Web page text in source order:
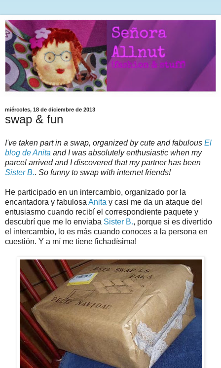
miércoles, 18 de diciembre de 2013
swap & fun
I've taken part in a swap, organized by cute and fabulous El
blog de Anita and I was absolutely enthusiastic when my
parcel arrived and I discovered that my partner has been
Sister B.. So funny to swap with internet friends!
He participado en un intercambio, organizado por la
encantadora y fabulosa Anita y casi me da un ataque del
entusiasmo cuando recibí el correspondiente paquete y
descubrí que me lo enviaba Sister B., porque si es divertido
el intercambio, lo es más cuando conoces a la persona en
cuestión. Y a mí me tiene fichadísima!